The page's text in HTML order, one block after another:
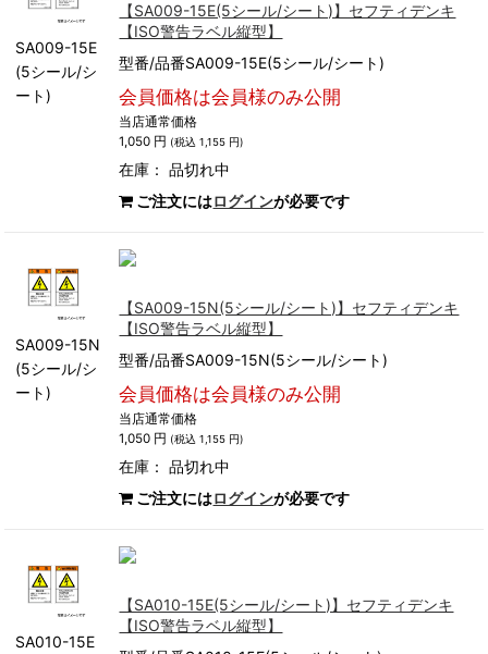
SA009-15E
(5シール/シ
ート)
【SA009-15E(5シール/シート)】セフティデンキ
【ISO警告ラベル縦型】
型番/品番SA009-15E(5シール/シート)
会員価格は会員様のみ公開
当店通常価格
1,050 円 (税込 1,155 円)
在庫：品切れ中
ご注文にはログインが必要です
SA009-15N
(5シール/シ
ート)
【SA009-15N(5シール/シート)】セフティデンキ
【ISO警告ラベル縦型】
型番/品番SA009-15N(5シール/シート)
会員価格は会員様のみ公開
当店通常価格
1,050 円 (税込 1,155 円)
在庫：品切れ中
ご注文にはログインが必要です
SA010-15E
【SA010-15E(5シール/シート)】セフティデンキ
【ISO警告ラベル縦型】